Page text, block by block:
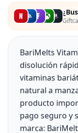
BariMelts
disolución
vitaminas
natural a
producto
pago seguro y
marca: